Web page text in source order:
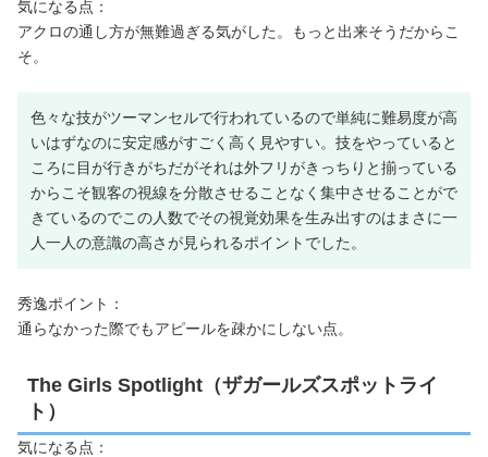
気になる点：
アクロの通し方が無難過ぎる気がした。もっと出来そうだからこ
そ。
色々な技がツーマンセルで行われているので単純に難易度が高
いはずなのに安定感がすごく高く見やすい。技をやっていると
ころに目が行きがちだがそれは外フリがきっちりと揃っている
からこそ観客の視線を分散させることなく集中させることがで
きているのでこの人数でその視覚効果を生み出すのはまさに一
人一人の意識の高さが見られるポイントでした。
秀逸ポイント：
通らなかった際でもアピールを疎かにしない点。
The Girls Spotlight（ザガールズスポットライ
ト）
気になる点：